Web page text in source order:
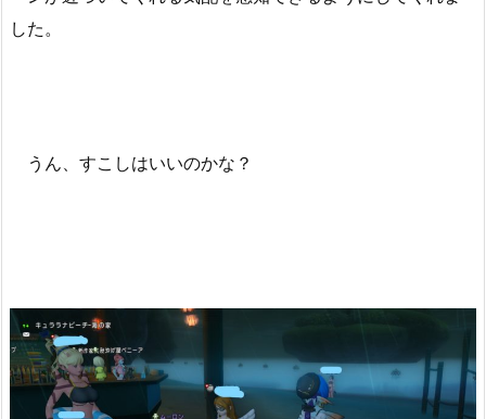
した。
うん、すこしはいいのかな？